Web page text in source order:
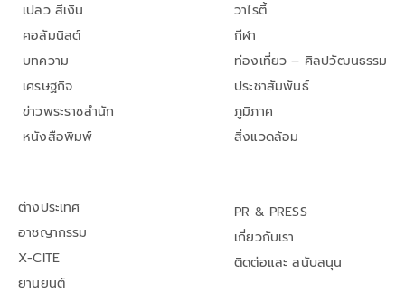
เปลว สีเงิน
คอลัมนิสต์
บทความ
เศรษฐกิจ
ข่าวพระราชสำนัก
หนังสือพิมพ์
วาไรตี้
กีฬา
ท่องเที่ยว – ศิลปวัฒนธรรม
ประชาสัมพันธ์
ภูมิภาค
สิ่งแวดล้อม
ต่างประเทศ
อาชญากรรม
X-CITE
ยานยนต์
PR & PRESS
เกี่ยวกับเรา
ติดต่อและ สนับสนุน